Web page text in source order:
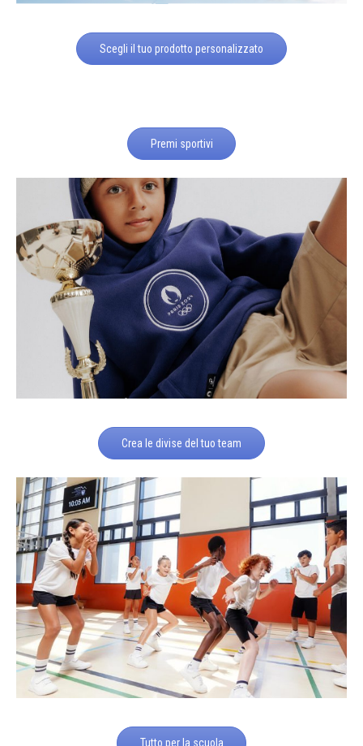
Scegli il tuo prodotto personalizzato
Premi sportivi
Crea le divise del tuo team
Tutto per la scuola